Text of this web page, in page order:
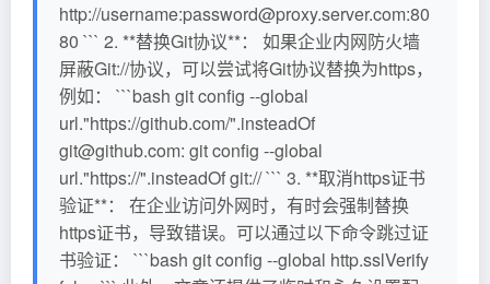
http://username:password@proxy.server.com:80
80 ``` 2. **替换Git协议**： 如果企业内网防火墙
屏蔽Git://协议，可以尝试将Git协议替换为https，
例如： ```bash git config --global
url."https://github.com/".insteadOf
git@github.com: git config --global
url."https://".insteadOf git:// ``` 3. **取消https证书
验证**： 在企业访问外网时，有时会强制替换
https证书，导致错误。可以通过以下命令跳过证
书验证： ```bash git config --global http.sslVerify